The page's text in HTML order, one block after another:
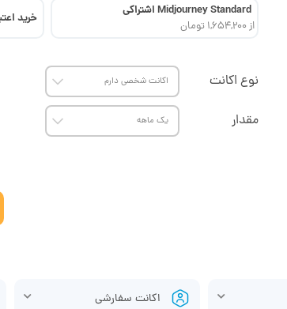
Midjourney Standard اشتراکی
از 1,654,200 تومان خرید
نوع اکانت
مقدار
اکانت سفارشی